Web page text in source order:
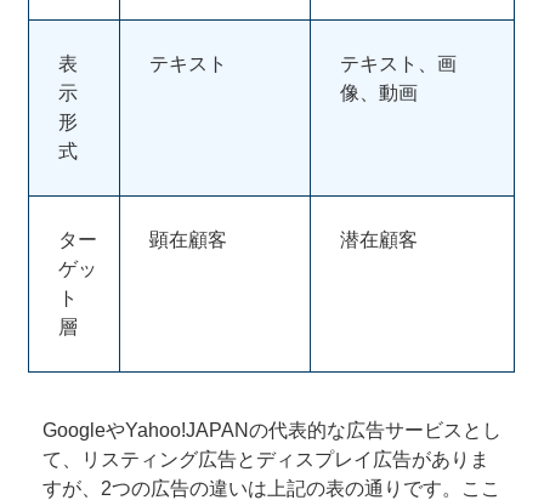
表
示
形
式
テキスト
テキスト、画
像、動画
ター
ゲッ
ト
層
顕在顧客 潜在顧客
GoogleやYahoo!JAPANの代表的な広告サービスとし
て、リスティング広告とディスプレイ広告がありま
すが、2つの広告の違いは上記の表の通りです。ここ